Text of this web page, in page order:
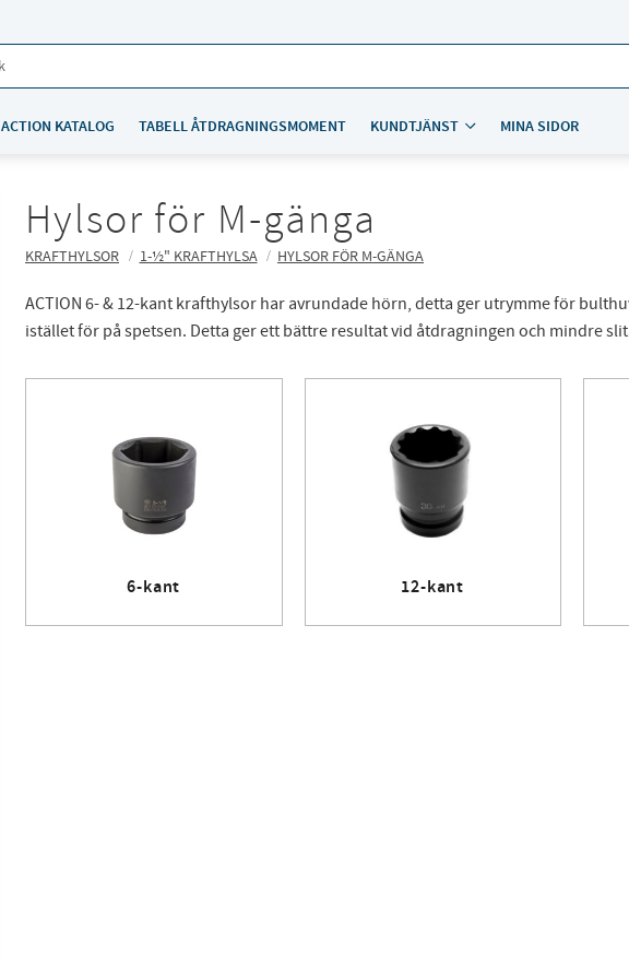
ACTION KATALOG TABELL ÅTDRAGNINGSMOMENT KUNDTJÄNST MINA SIDOR
Hylsor för M-gänga
KRAFTHYLSOR 1-½" KRAFTHYLSA HYLSOR FÖR M-GÄNGA
ACTION 6- & 12-kant krafthylsor har avrundade hörn, detta ger utrymme för
istället för på spetsen. Detta ger ett bättre resultat vid åtdragningen och mindre
6-kant 12-kant